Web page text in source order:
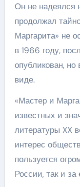
Он не надеялся
продолжал
Маргарита» не
в 1966 году,
опубликован,
виде.
«Мастер и
известных и
литературы XX
интерес
пользуется
России, так и